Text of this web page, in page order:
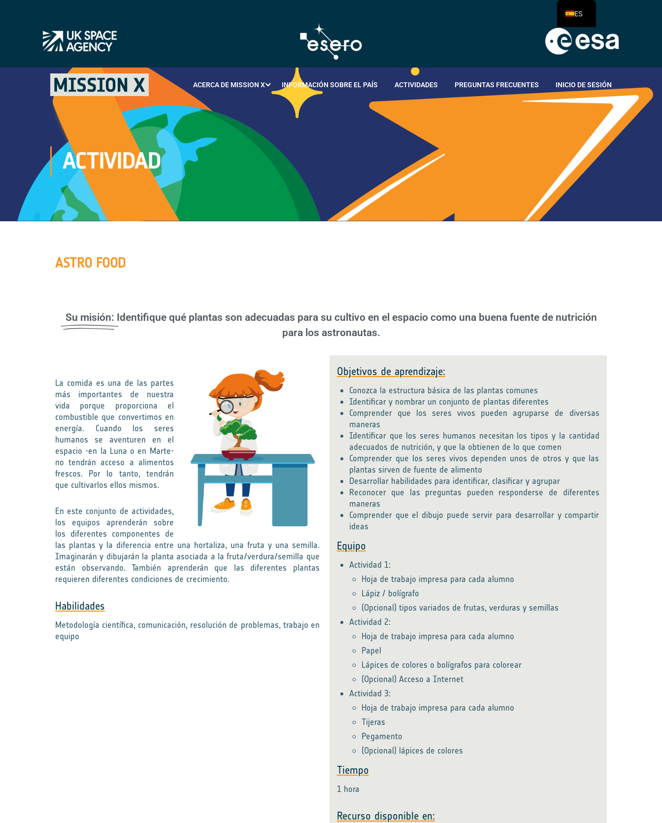
ACERCA DE MISSION X INFORMACIÓN SOBRE EL PAÍS ACTIVIDADES PREGUNTAS FRECUENTES INICIO DE SESIÓN
ACTIVIDAD
ASTRO FOOD
Su misión: Identifique qué plantas son adecuadas para su cultivo en el espacio como una buena fuente de nutrición
para los astronautas.
La comida es una de las partes
más importantes de nuestra
vida porque proporciona el
combustible que convertimos en
energía. Cuando los seres
humanos se aventuren en el
espacio -en la Luna o en Marte-
no tendrán acceso a alimentos
frescos. Por lo tanto, tendrán
que cultivarlos ellos mismos.
En este conjunto de actividades,
los equipos aprenderán sobre
los diferentes componentes de
las plantas y la diferencia entre una hortaliza, una fruta y una semilla.
Imaginarán y dibujarán la planta asociada a la fruta/verdura/semilla que
están observando. También aprenderán que las diferentes plantas
requieren diferentes condiciones de crecimiento.
Habilidades
Metodología científica, comunicación, resolución de problemas, trabajo en
equipo
Objetivos de aprendizaje:
Conozca la estructura básica de las plantas comunes
Identificar y nombrar un conjunto de plantas diferentes
Comprender que los seres vivos pueden agruparse de diversas
maneras
Identificar que los seres humanos necesitan los tipos y la cantidad
adecuados de nutrición, y que la obtienen de lo que comen
Comprender que los seres vivos dependen unos de otros y que las
plantas sirven de fuente de alimento
Desarrollar habilidades para identificar, clasificar y agrupar
Reconocer que las preguntas pueden responderse de diferentes
maneras
Comprender que el dibujo puede servir para desarrollar y compartir
ideas
Equipo
Actividad 1:
Hoja de trabajo impresa para cada alumno
Lápiz / bolígrafo
(Opcional) tipos variados de frutas, verduras y semillas
Actividad 2:
Hoja de trabajo impresa para cada alumno
Papel
Lápices de colores o bolígrafos para colorear
(Opcional) Acceso a Internet
Actividad 3:
Hoja de trabajo impresa para cada alumno
Tijeras
Pegamento
(Opcional) lápices de colores
Tiempo
1 hora
Recurso disponible en:
ES